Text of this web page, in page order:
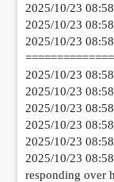
2025/10/23
2025/10/23
2025/10/23
2025/10/23
2025/10/23
2025/10/23
2025/10/23
2025/10/23
2025/10/23
responding over